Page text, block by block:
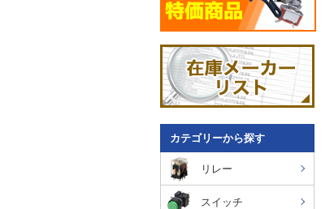
カテゴリーから探す
リレー
スイッチ